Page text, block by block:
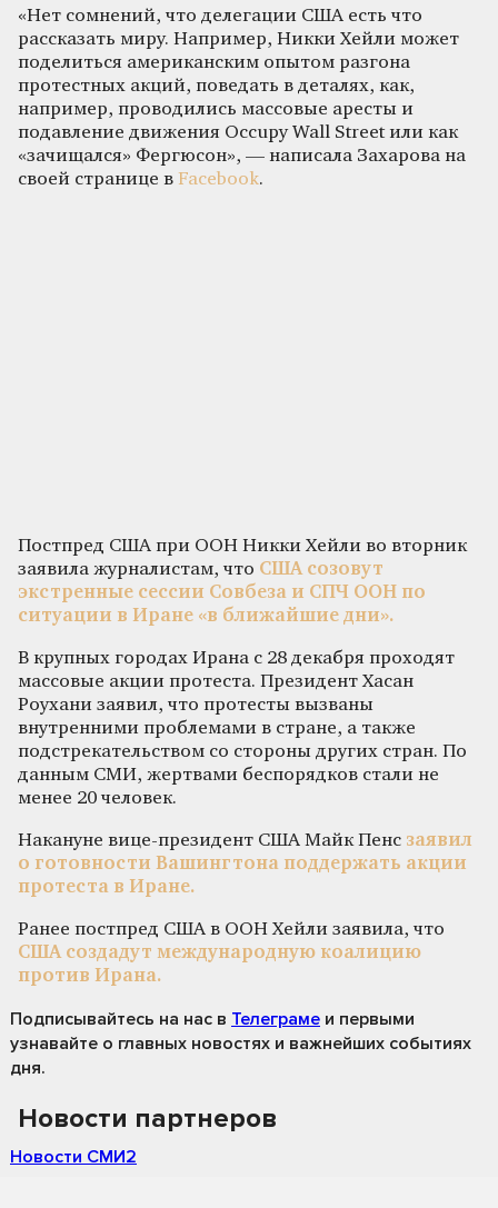
«Нет сомнений, что делегации США есть что
рассказать миру. Например, Никки Хейли может
поделиться американским опытом разгона
протестных акций, поведать в деталях, как,
например, проводились массовые аресты и
подавление движения Occupy Wall Street или как
«зачищался» Фергюсон», — написала Захарова на
своей странице в Facebook.
Постпред США при ООН Никки Хейли во вторник
заявила журналистам, что США созовут
экстренные сессии Совбеза и СПЧ ООН по
ситуации в Иране «в ближайшие дни».
В крупных городах Ирана с 28 декабря проходят
массовые акции протеста. Президент Хасан
Роухани заявил, что протесты вызваны
внутренними проблемами в стране, а также
подстрекательством со стороны других стран. По
данным СМИ, жертвами беспорядков стали не
менее 20 человек.
Накануне вице-президент США Майк Пенс заявил
о готовности Вашингтона поддержать акции
протеста в Иране.
Ранее постпред США в ООН Хейли заявила, что
США создадут международную коалицию
против Ирана.
Подписывайтесь на нас в Телеграме и первыми
узнавайте о главных новостях и важнейших событиях
дня.
Новости партнеров
Новости СМИ2